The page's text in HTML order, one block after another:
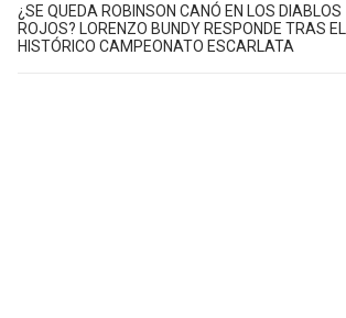
¿SE QUEDA ROBINSON CANÓ EN LOS DIABLOS
ROJOS? LORENZO BUNDY RESPONDE TRAS EL
HISTÓRICO CAMPEONATO ESCARLATA